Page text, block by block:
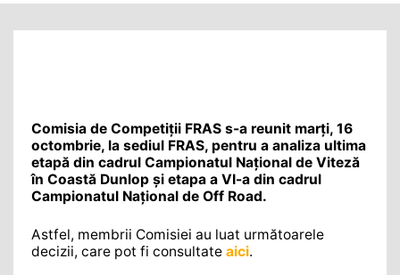
Comisia de Competiții FRAS s-a reunit marți, 16
octombrie, la sediul FRAS, pentru a analiza ultima
etapă din cadrul Campionatul Național de Viteză
în Coastă Dunlop și etapa a VI-a din cadrul
Campionatul Național de Off Road.
Astfel, membrii Comisiei au luat următoarele
decizii, care pot fi consultate aici.